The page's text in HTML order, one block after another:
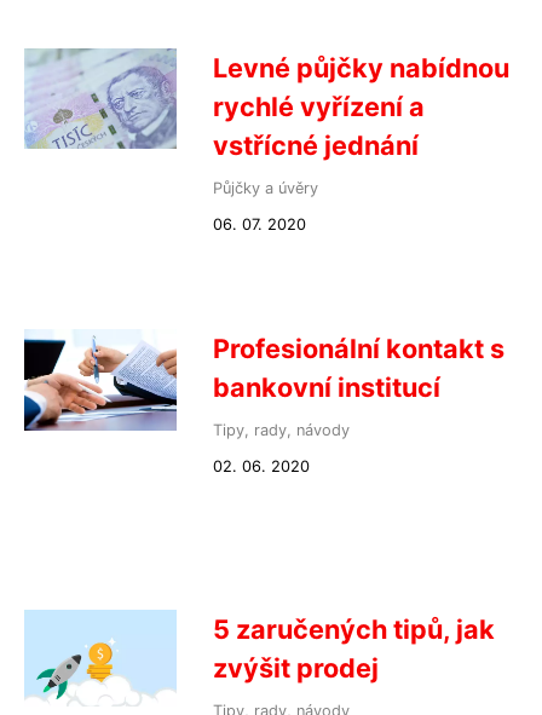
Levné půjčky nabídnou
rychlé vyřízení a
vstřícné jednání
Půjčky a úvěry
06. 07. 2020
Profesionální kontakt s
bankovní institucí
Tipy, rady, návody
02. 06. 2020
5 zaručených tipů, jak
zvýšit prodej
Tipy, rady, návody